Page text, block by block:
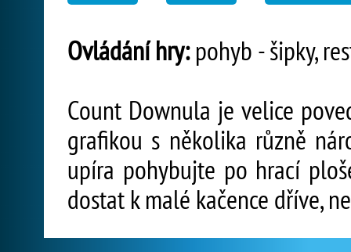
Ovládání hry:pohyb - šipky,
Count Downula je velice
grafikou s několika různě
upíra pohybujte po hrací
dostat k malé kačence dříve,